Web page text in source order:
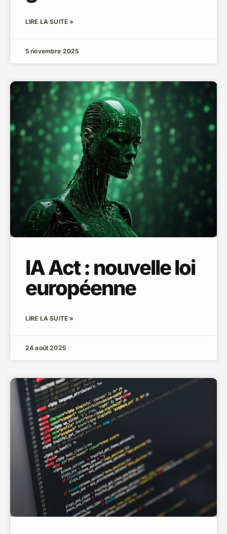
LIRE LA SUITE »
5 novembre 2025
IA Act : nouvelle loi
européenne
LIRE LA SUITE »
24 août 2025